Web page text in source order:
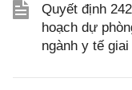
Quyết định
hoạch dự
ngành y tế